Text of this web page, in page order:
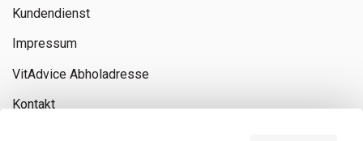
Kundendienst
Impressum
VitAdvice Abholadresse
Kontakt